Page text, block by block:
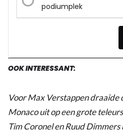
podiumplek
OOK INTERESSANT:
Voor Max Verstappen draaide
Monaco uit op een grote
Tim Coronel en Ruud